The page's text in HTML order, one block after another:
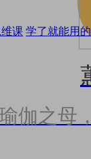
课 学了就能用
伽之母